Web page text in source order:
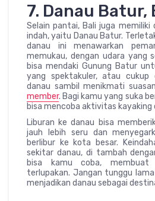
7. Danau Batur,
Selain pantai, Bali juga memiliki
indah, yaitu Danau Batur.
danau ini menawarkan
memukau, dengan udara yang
bisa mendaki Gunung Batur
yang spektakuler, atau
danau sambil menikmati
member. Bagi kamu yang suka
bisa mencoba aktivitas kayaking
Liburan ke danau bisa
jauh lebih seru dan
berlibur ke kota besar.
sekitar danau, di tambah
bisa kamu coba,
terlupakan. Jangan tunggu
menjadikan danau sebagai